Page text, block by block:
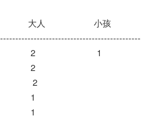
人 小孩
2 1
2
2
1
1